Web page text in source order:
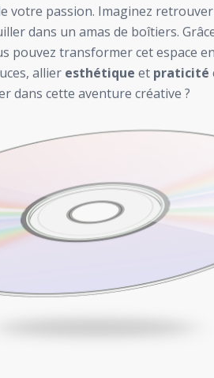
votre passion. Imaginez
dans un amas de boîtiers.
pouvez transformer cet espace
allier esthétique et praticité
dans cette aventure créative ?